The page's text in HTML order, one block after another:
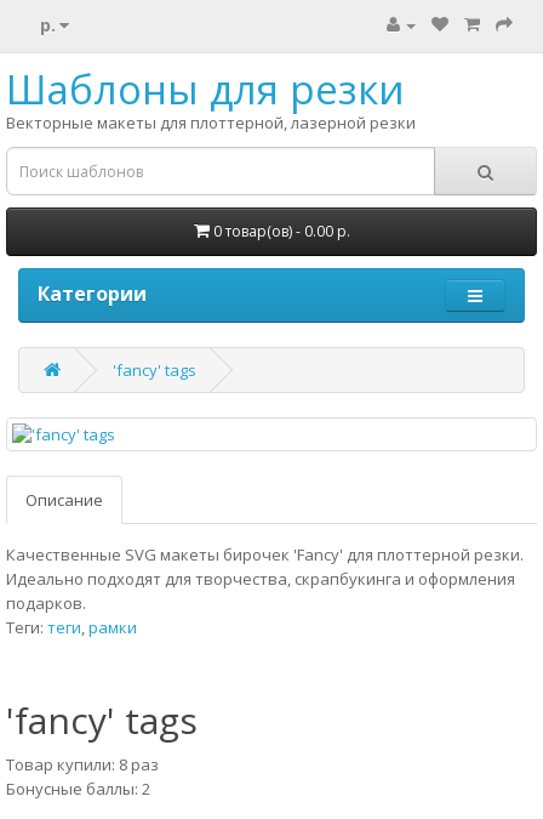
р.
Шаблоны для резки
Векторные макеты для плоттерной, лазерной резки
0 товар(ов) - 0.00 р.
Категории
'fancy' tags
Описание
Качественные SVG макеты бирочек 'Fancy' для плоттерной резки.
Идеально подходят для творчества, скрапбукинга и оформления
подарков.
Теги: теги,рамки
'fancy' tags
Товар купили: 8 раз
Бонусные баллы: 2